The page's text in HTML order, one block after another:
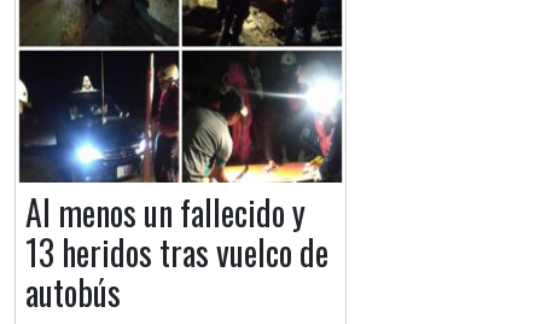
Al menos un fallecido y
13 heridos tras vuelco de
autobús